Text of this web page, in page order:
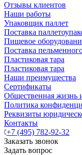
Отзывы клиентов
Наши работы
Упаковщик паллет
Поставка
Пищевое
Поставка
Пластиковая тара
Пластиковая тара
Наши преимущества
Сертификаты
Общественная жизнь
Политика
Реквизиты
Контакты
+7 (495) 782-92-32
Заказать звонок
Задать вопрос